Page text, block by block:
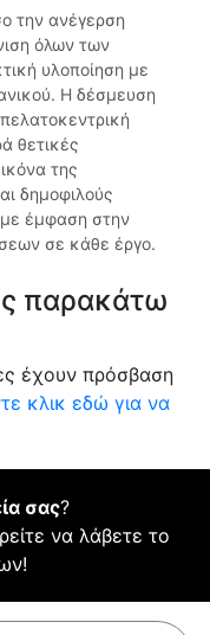
την ανέγερση
όλων των
υλοποίηση με
Η δέσμευση
θετικές
της
δημοφιλούς
με έμφαση στην
σε κάθε έργο.
παρακάτω
έχουν πρόσβαση
κλικ εδώ για να
σας?
να λάβετε το